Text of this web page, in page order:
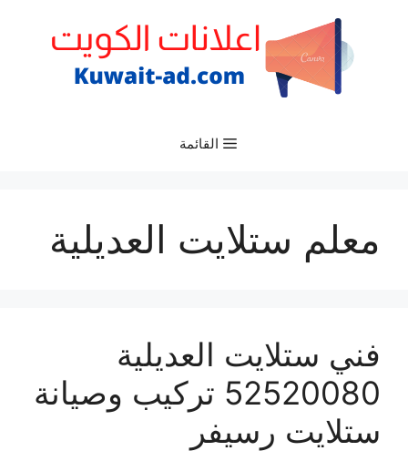
القائمة
معلم ستلايت العديلية
فني ستلايت العديلية
52520080 تركيب وصيانة
ستلايت رسيفر